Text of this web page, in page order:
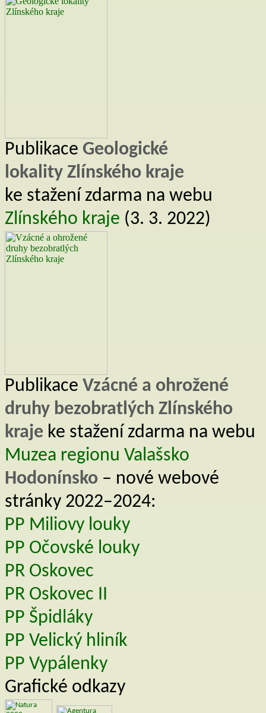
Publikace Geologické
lokality Zlínského kraje
ke stažení zdarma na webu
Zlínského kraje (3. 3. 2022)
Publikace Vzácné a ohrožené
druhy bezobratlých Zlínského
kraje ke stažení zdarma na webu
Muzea regionu Valašsko
Hodonínsko – nové webové
stránky 2022–2024:
PP Miliovy louky
PP Očovské louky
PR Oskovec
PR Oskovec II
PP Špidláky
PP Velický hliník
PP Vypálenky
Grafické odkazy